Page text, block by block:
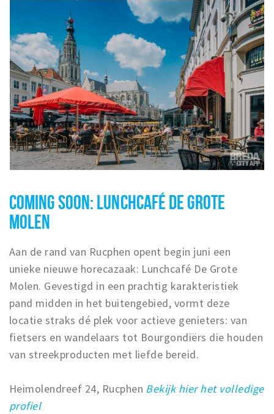
Natuurgebieden
Baroniepoorten
Sport
Andere City Apps
Inloggen
COMING SOON: LUNCHCAFÉ DE GROTE
MOLEN
Aan de rand van Rucphen opent begin juni een
unieke nieuwe horecazaak: Lunchcafé De Grote
Molen. Gevestigd in een prachtig karakteristiek
pand midden in het buitengebied, vormt deze
locatie straks dé plek voor actieve genieters: van
fietsers en wandelaars tot Bourgondiërs die houden
van streekproducten met liefde bereid.
Heimolendreef 24, Rucphen Bekijk hier het volledige
profiel